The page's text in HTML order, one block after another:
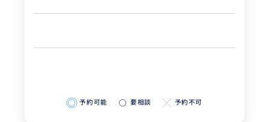
予約可能 要相談 予約不可